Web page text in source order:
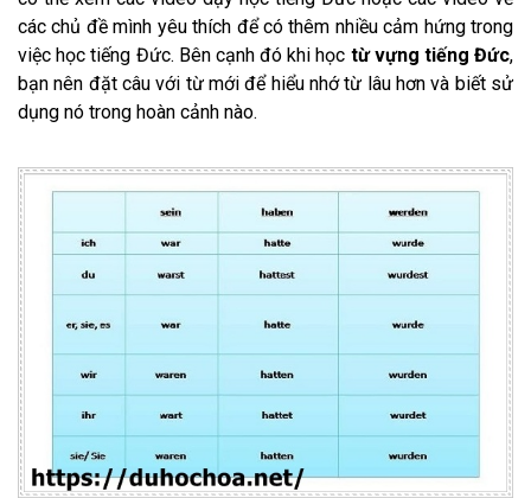
các chủ đề mình yêu thích để có thêm nhiều cảm hứng trong
việc học tiếng Đức. Bên cạnh đó khi học từ vựng tiếng Đức,
bạn nên đặt câu với từ mới để hiểu nhớ từ lâu hơn và biết sử
dụng nó trong hoàn cảnh nào.